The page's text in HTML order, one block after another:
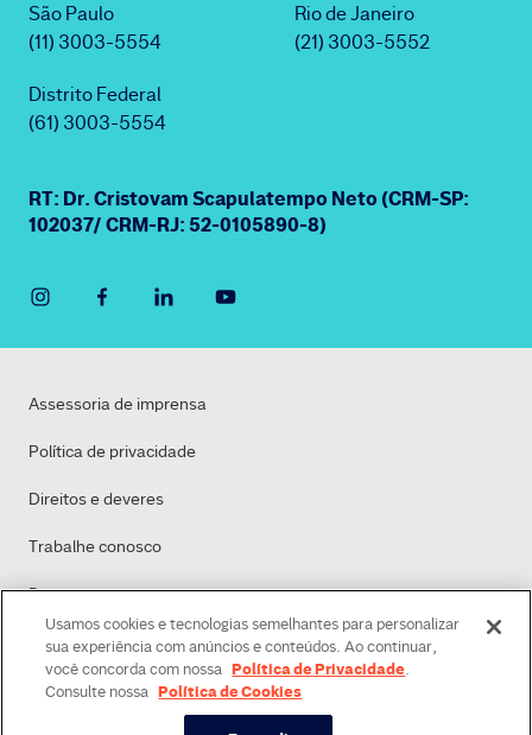
São Paulo
(11) 3003-5554
Rio de Janeiro
(21) 3003-5552
Distrito Federal
(61) 3003-5554
RT: Dr. Cristovam Scapulatempo Neto (CRM-SP:
102037/ CRM-RJ: 52-0105890-8)
Assessoria de imprensa
Política de privacidade
Direitos e deveres
Trabalhe conosco
Dasa
Política de Cookies
Usamos cookies e tecnologias semelhantes para personalizar
sua experiência com anúncios e conteúdos. Ao continuar,
você concorda com nossa Política de Privacidade.
Consulte nossa Política de Cookies